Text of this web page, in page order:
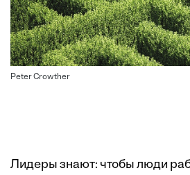
Peter Crowther
Лидеры знают: чтобы люди